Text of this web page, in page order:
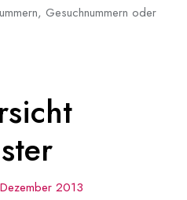
Gesuchnummern oder
2013